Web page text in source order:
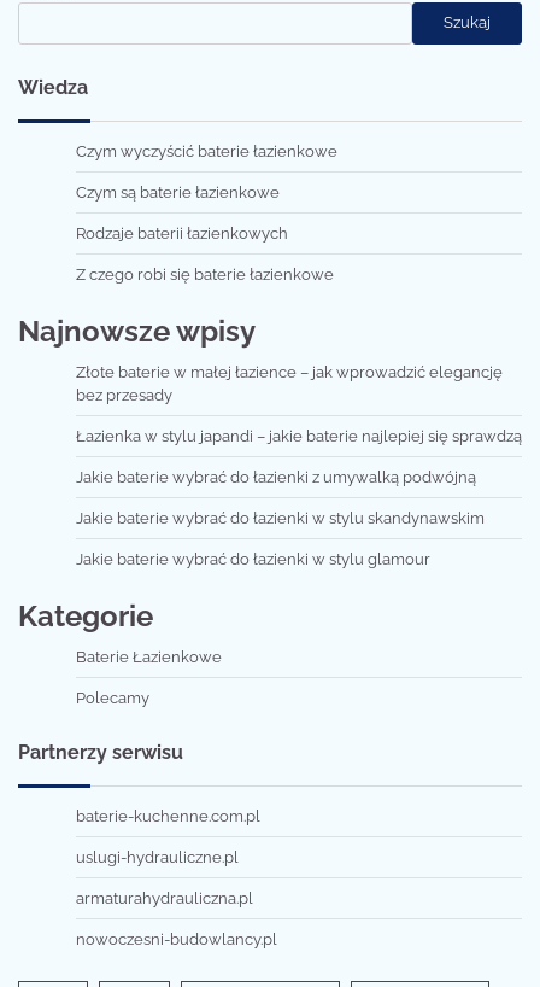
Szukaj
Wiedza
Czym wyczyścić baterie łazienkowe
Czym są baterie łazienkowe
Rodzaje baterii łazienkowych
Z czego robi się baterie łazienkowe
Najnowsze wpisy
Złote baterie w małej łazience – jak wprowadzić elegancję
bez przesady
Łazienka w stylu japandi – jakie baterie najlepiej się sprawdzą
Jakie baterie wybrać do łazienki z umywalką podwójną
Jakie baterie wybrać do łazienki w stylu skandynawskim
Jakie baterie wybrać do łazienki w stylu glamour
Kategorie
Baterie Łazienkowe
Polecamy
Partnerzy serwisu
baterie-kuchenne.com.pl
uslugi-hydrauliczne.pl
armaturahydrauliczna.pl
nowoczesni-budowlancy.pl